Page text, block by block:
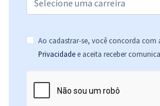
Ao cadastrar-se, você concorda com
Privacidade e aceita receber